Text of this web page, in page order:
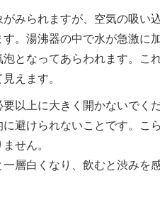
みられますが、空気の吸い
。湯沸器の中で水が急激に
となってあらわれます。こ
えます。
以上に大きく開かないでく
避けられないことです。こ
せん。
層白くなり、飲むと渋みを